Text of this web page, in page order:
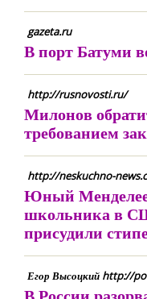
gazeta.ru
В порт Батуми
http://rusnovosti.ru/
Милонов
требованием
http://neskuchno-
Юный
школьника в
присудили
Егор Высоцкий http://